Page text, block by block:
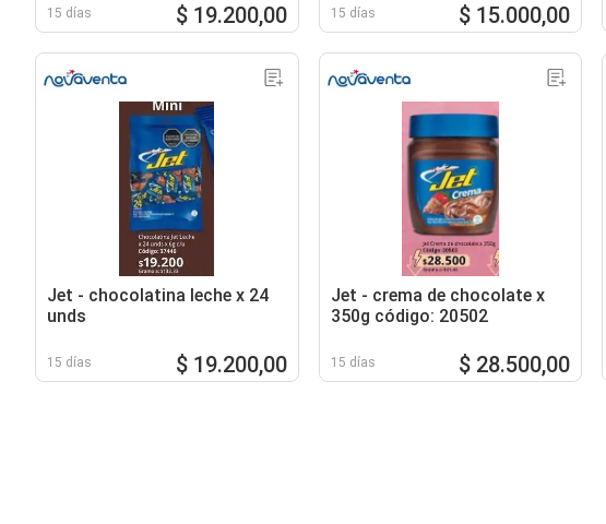
15 días $ 19.200,00 15 días $ 15.000,00
Jet - chocolatina leche x 24
unds
15 días $ 19.200,00
Jet - crema de chocolate x
350g código: 20502
15 días $ 28.500,00